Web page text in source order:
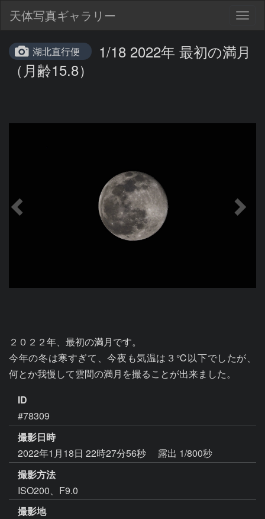
天体写真ギャラリー
湖北直行便
1/18 2022年 最初の満月
（月齢15.8）
２０２２年、最初の満月です。
今年の冬は寒すぎて、今夜も気温は３℃以下でしたが、
何とか我慢して雲間の満月を撮ることが出来ました。
ID
#78309
撮影日時
2022年1月18日 22時27分56秒
露出 1/800秒
撮影方法
ISO200、F9.0
撮影地